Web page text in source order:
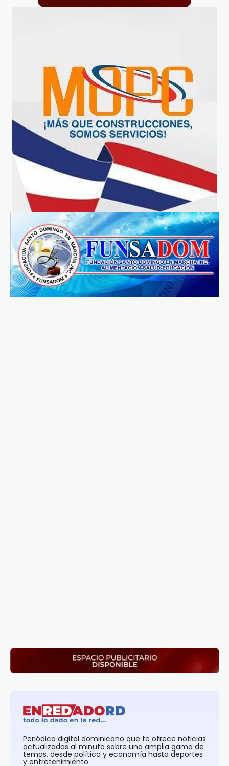
Periódico digital dominicano que te ofrece noticias
actualizadas al minuto sobre una amplia gama de
temas, desde política y economía hasta deportes
y entretenimiento.